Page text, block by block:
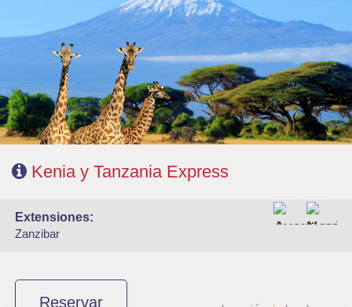
- Ruta: 2n Amboseli, 1n Arusha, 1n Karatu y 2n Serengeti.
- Régimen: Pensión completa en el safari.
- A destacar: Visados electrónico antes de la salida del viaje.
Kenia y Tanzania Express
extensiones:
Zanzibar
Reservar